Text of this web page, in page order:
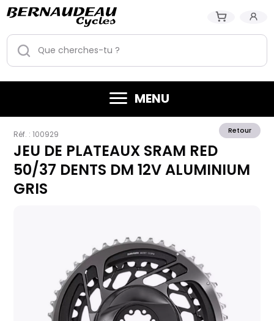
MENU
Retour
Réf. : 100929
JEU DE PLATEAUX SRAM RED
50/37 DENTS DM 12V ALUMINIUM
GRIS